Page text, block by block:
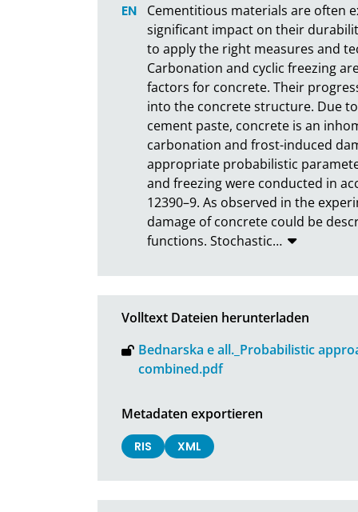
Cementitious materials are often
significant impact on their
to apply the right measures and
Carbonation and cyclic freezing
factors for concrete. Their
into the concrete structure. Due
cement paste, concrete is an
carbonation and frost-induced
appropriate probabilistic
and freezing were conducted in
12390–9. As observed in the
damage of concrete could be
functions. Stochastic…
Volltext Dateien herunterladen
Bednarska e all._Probabilistic
combined.pdf
Metadaten exportieren
RIS XML